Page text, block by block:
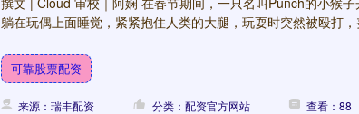
躺在玩偶上面睡觉，紧紧抱住人类的大腿，玩耍时突然被殴打
可靠股票配资
来源：瑞丰配资 分类：配资官方网站 查看：88